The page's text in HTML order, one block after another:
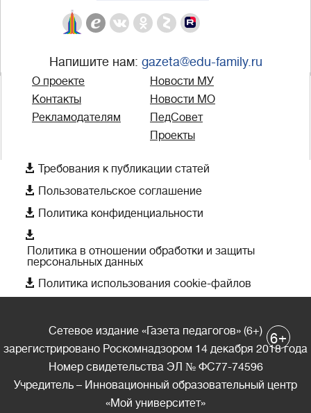
Напишите нам: gazeta@edu-family.ru
О проекте
Контакты
Рекламодателям
Новости МУ
Новости МО
ПедСовет
Проекты
 Требования к публикации статей
 Пользовательское соглашение
 Политика конфиденциальности

Политика в отношении обработки и защиты
персональных данных
 Политика использования cookie-файлов
Сетевое издание «Газета педагогов» (6+)
зарегистрировано Роскомнадзором 14 декабря 2018 года
Номер свидетельства ЭЛ № ФС77-74596
Учредитель – Инновационный образовательный центр
«Мой университет»
6+